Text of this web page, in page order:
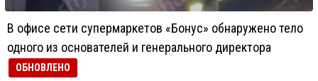
В офисе сети супермаркетов «Бонус» обнаружено тело
одного из основателей и генерального директора
ОБНОВЛЕНО